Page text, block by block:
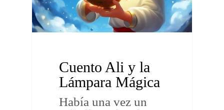
Cuento Ali y la
Lámpara Mágica
Había una vez un